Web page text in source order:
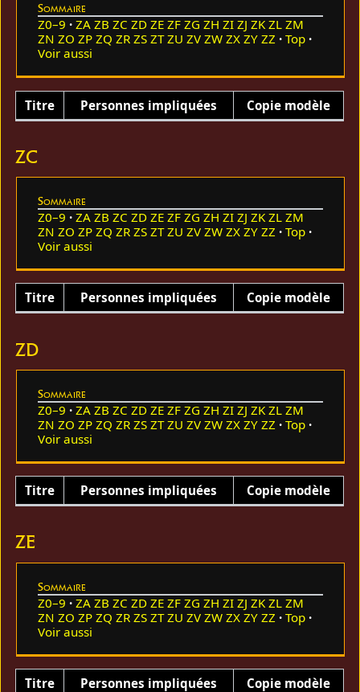
Sommaire
Z0–9 ZA ZB ZC ZD ZE ZF ZG ZH ZI ZJ ZK ZL ZM
ZN ZO ZP ZQ ZR ZS ZT ZU ZV ZW ZX ZY ZZ
Top
Voir aussi
Titre Personnes impliquées Copie modèle
ZC
Sommaire
Z0–9 ZA ZB ZC ZD ZE ZF ZG ZH ZI ZJ ZK ZL ZM
ZN ZO ZP ZQ ZR ZS ZT ZU ZV ZW ZX ZY ZZ
Top
Voir aussi
Titre Personnes impliquées Copie modèle
ZD
Sommaire
Z0–9 ZA ZB ZC ZD ZE ZF ZG ZH ZI ZJ ZK ZL ZM
ZN ZO ZP ZQ ZR ZS ZT ZU ZV ZW ZX ZY ZZ
Top
Voir aussi
Titre Personnes impliquées Copie modèle
ZE
Sommaire
Z0–9 ZA ZB ZC ZD ZE ZF ZG ZH ZI ZJ ZK ZL ZM
ZN ZO ZP ZQ ZR ZS ZT ZU ZV ZW ZX ZY ZZ
Top
Voir aussi
Titre Personnes impliquées Copie modèle